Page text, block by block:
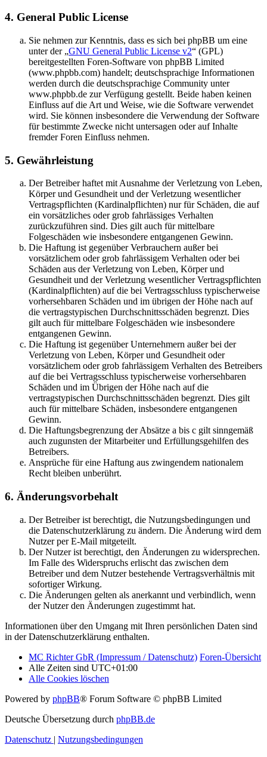
4. General Public License
Sie nehmen zur Kenntnis, dass es sich bei phpBB um eine
unter der „GNU General Public License v2“ (GPL)
bereitgestellten Foren-Software von phpBB Limited
(www.phpbb.com) handelt; deutschsprachige Informationen
werden durch die deutschsprachige Community unter
www.phpbb.de zur Verfügung gestellt. Beide haben keinen
Einfluss auf die Art und Weise, wie die Software verwendet
wird. Sie können insbesondere die Verwendung der Software
für bestimmte Zwecke nicht untersagen oder auf Inhalte
fremder Foren Einfluss nehmen.
5. Gewährleistung
Der Betreiber haftet mit Ausnahme der Verletzung von Leben,
Körper und Gesundheit und der Verletzung wesentlicher
Vertragspflichten (Kardinalpflichten) nur für Schäden, die auf
ein vorsätzliches oder grob fahrlässiges Verhalten
zurückzuführen sind. Dies gilt auch für mittelbare
Folgeschäden wie insbesondere entgangenen Gewinn.
Die Haftung ist gegenüber Verbrauchern außer bei
vorsätzlichem oder grob fahrlässigem Verhalten oder bei
Schäden aus der Verletzung von Leben, Körper und
Gesundheit und der Verletzung wesentlicher Vertragspflichten
(Kardinalpflichten) auf die bei Vertragsschluss typischerweise
vorhersehbaren Schäden und im übrigen der Höhe nach auf
die vertragstypischen Durchschnittsschäden begrenzt. Dies
gilt auch für mittelbare Folgeschäden wie insbesondere
entgangenen Gewinn.
Die Haftung ist gegenüber Unternehmern außer bei der
Verletzung von Leben, Körper und Gesundheit oder
vorsätzlichem oder grob fahrlässigem Verhalten des Betreibers
auf die bei Vertragsschluss typischerweise vorhersehbaren
Schäden und im Übrigen der Höhe nach auf die
vertragstypischen Durchschnittsschäden begrenzt. Dies gilt
auch für mittelbare Schäden, insbesondere entgangenen
Gewinn.
Die Haftungsbegrenzung der Absätze a bis c gilt sinngemäß
auch zugunsten der Mitarbeiter und Erfüllungsgehilfen des
Betreibers.
Ansprüche für eine Haftung aus zwingendem nationalem
Recht bleiben unberührt.
6. Änderungsvorbehalt
Der Betreiber ist berechtigt, die Nutzungsbedingungen und
die Datenschutzerklärung zu ändern. Die Änderung wird dem
Nutzer per E-Mail mitgeteilt.
Der Nutzer ist berechtigt, den Änderungen zu widersprechen.
Im Falle des Widerspruchs erlischt das zwischen dem
Betreiber und dem Nutzer bestehende Vertragsverhältnis mit
sofortiger Wirkung.
Die Änderungen gelten als anerkannt und verbindlich, wenn
der Nutzer den Änderungen zugestimmt hat.
Informationen über den Umgang mit Ihren persönlichen Daten sind
in der Datenschutzerklärung enthalten.
MC Richter GbR (Impressum / Datenschutz) Foren-Übersicht
Alle Zeiten sind UTC+01:00
Alle Cookies löschen
Powered by phpBB® Forum Software © phpBB Limited
Deutsche Übersetzung durch phpBB.de
Datenschutz | Nutzungsbedingungen